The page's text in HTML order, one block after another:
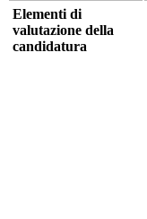
Elementi di
valutazione della
candidatura